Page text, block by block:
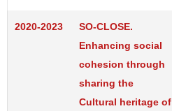
2020-2023
SO-CLOSE.
Enhancing social
cohesion through
sharing the
Cultural heritage of